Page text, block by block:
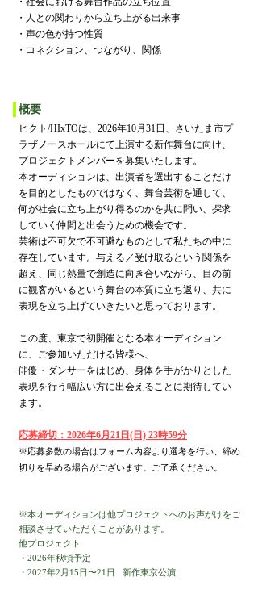
・人との関わりから立ち上がる出来事
・声の色が持つ性質
​・コネクション、つながり​、関係
概要
ヒクト/HIxTOは、2026年10月31日、さいたま市プ
ラザノースホールにて上演する新作舞台に向け、
プロジェクトメンバーを募集いたします。
本オーディションは、出演者を選出することだけ
を目的としたものではなく、舞台芸術を通して、
何が社会に立ち上がり得るのかを共に問い、探求
していく仲間と出会うための機会です。
芸術は不可欠で不可避なものとして私たちの中に
存在しています。与える／受け取るという関係を
超え、同じ熱量で創造に向き合いながら、目の前
に観客がいるという舞台の本質に立ち返り、共に
表現を立ち上げていきたいと思っております。
この度、東京で初開催となる本オーディション
に、ご参加いただける皆様へ、
俳優・ダンサーをはじめ、身体を手がかりとした
表現を行う幅広い方に出会えることに期待してい
ます。
応募締切：2026年6月21日​(日) 23時59分
​※応募多数の場合はフォーム内容より選考を行い、締め
切りを早める場合がございます。ご了承ください。
※本オーディションは他プロジェクトへのお声がけをご
相談させていただくことがあります。
他プロジェクト
・2026年秋頃予定
・2027年2月15日〜21日 新作東京公演